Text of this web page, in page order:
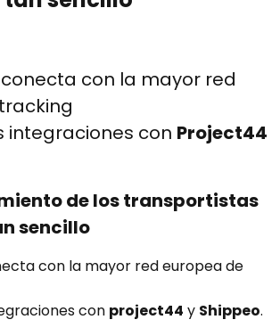
con la mayor red
integraciones con Project44
de los transportistas
sencillo
con la mayor red europea de
con project44 y Shippeo.